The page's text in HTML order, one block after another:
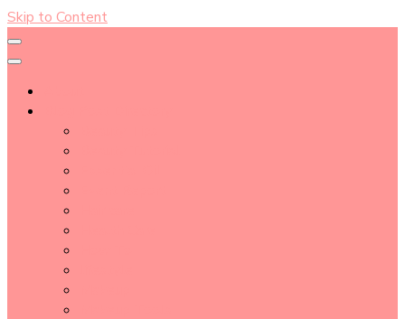
Skip to Content